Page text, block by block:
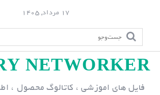
p
17 مرداد, 1405
NETWORKER
فایل های اموزشی ، کاتالوگ محصول ،